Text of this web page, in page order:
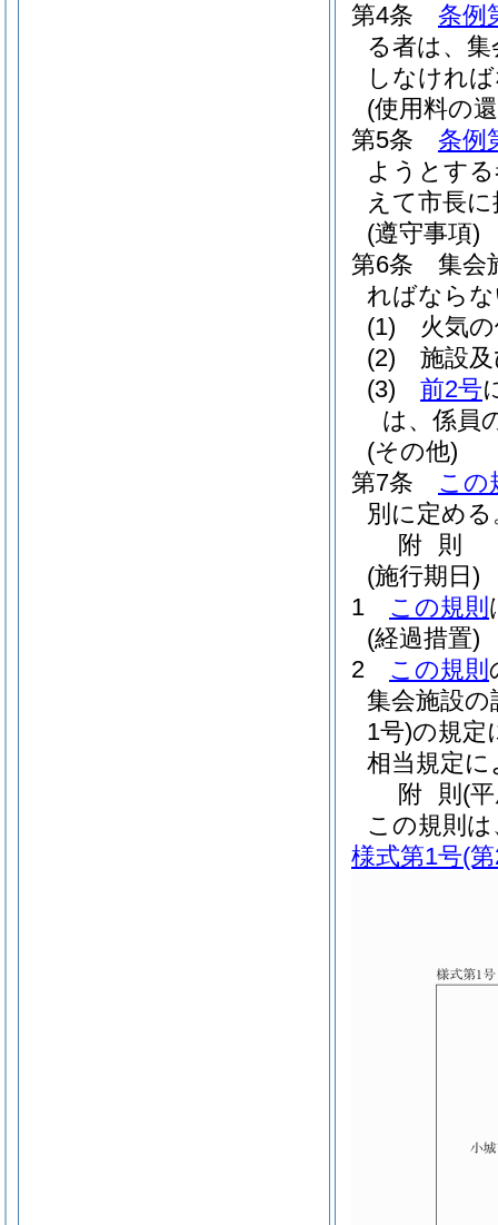
第4条
条例
る者は、
しなけれ
(使用料の
第5条
条例
ようとす
えて市長
(遵守事項)
第6条
集会
ればなら
(1)
火気
(2)
施設
(3)
前2号
は、係員
(その他)
第7条
この
別に定める
附 則
(施行期日)
1
この規則
(経過措置)
2
この規則
集会施設
1号)の規定
相当規定
附 則 (
この規則
様式第1号(